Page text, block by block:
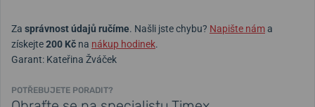
Za správnost údajů ručíme. Našli jste chybu? Napište náma
získejte200 Kč na nákup hodinek.
Garant: Kateřina Žváček
POTŘEBUJETE PORADIT?